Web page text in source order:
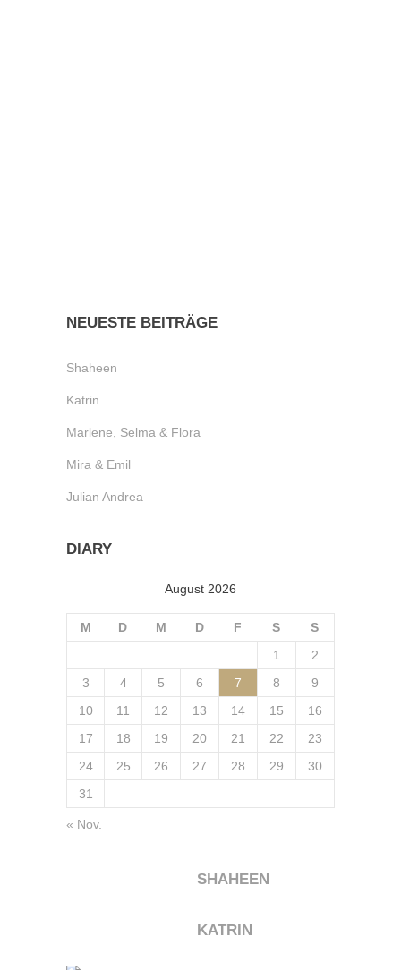
NEUESTE BEITRÄGE
Shaheen
Katrin
Marlene, Selma & Flora
Mira & Emil
Julian Andrea
DIARY
August 2026
M D M D F S
S
1
2
3
4 5 6 7 8
9
10
11 12 13 14 15
16
17
18 19 20 21 22
23
24
25 26 27 28 29
30
31
« Nov.
SHAHEEN
KATRIN